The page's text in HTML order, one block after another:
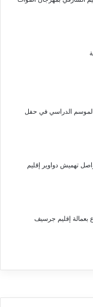
الدراسي في حفل
تهميش دواوير إقليم
بعمالة إقليم جرسيف